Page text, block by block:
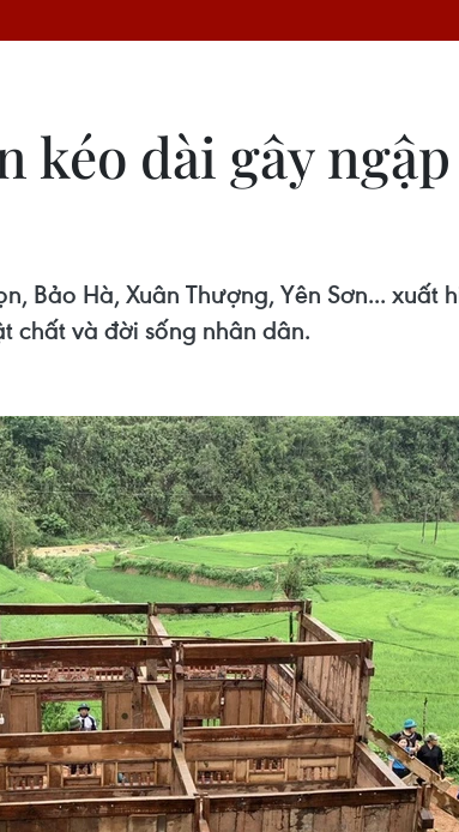
kéo dài gây
Bảo Hà, Xuân Thượng, Yên Sơn...
chất và đời sống nhân dân.